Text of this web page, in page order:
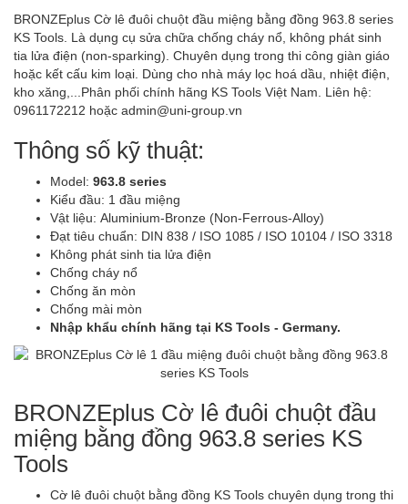
BRONZEplus Cờ lê đuôi chuột đầu miệng bằng đồng 963.8 series
KS Tools. Là dụng cụ sửa chữa chống cháy nổ, không phát sinh
tia lửa điện (non-sparking). Chuyên dụng trong thi công giàn giáo
hoặc kết cấu kim loại. Dùng cho nhà máy lọc hoá dầu, nhiệt điện,
kho xăng,...Phân phối chính hãng KS Tools Việt Nam. Liên hệ:
0961172212 hoặc admin@uni-group.vn
Thông số kỹ thuật:
Model: 963.8 series
Kiểu đầu: 1 đầu miệng
Vật liệu: Aluminium-Bronze (Non-Ferrous-Alloy)
Đạt tiêu chuẩn: DIN 838 / ISO 1085 / ISO 10104 / ISO 3318
Không phát sinh tia lửa điện
Chống cháy nổ
Chống ăn mòn
Chống mài mòn
Nhập khẩu chính hãng tại KS Tools - Germany.
BRONZEplus Cờ lê đuôi chuột đầu
miệng bằng đồng 963.8 series KS
Tools
Cờ lê đuôi chuột bằng đồng KS Tools chuyên dụng trong thi